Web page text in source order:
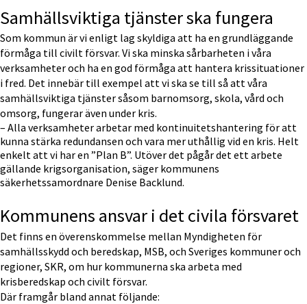
Samhällsviktiga tjänster ska fungera
Som kommun är vi enligt lag skyldiga att ha en grundläggande
förmåga till civilt försvar. Vi ska minska sårbarheten i våra
verksamheter och ha en god förmåga att hantera krissituationer
i fred. Det innebär till exempel att vi ska se till så att våra
samhällsviktiga tjänster såsom barnomsorg, skola, vård och
omsorg, fungerar även under kris.
– Alla verksamheter arbetar med kontinuitetshantering för att
kunna stärka redundansen och vara mer uthållig vid en kris. Helt
enkelt att vi har en ”Plan B”. Utöver det pågår det ett arbete
gällande krigsorganisation, säger kommunens
säkerhetssamordnare Denise Backlund.
Kommunens ansvar i det civila försvaret
Det finns en överenskommelse mellan Myndigheten för
samhällsskydd och beredskap, MSB, och Sveriges kommuner och
regioner, SKR, om hur kommunerna ska arbeta med
krisberedskap och civilt försvar.
Där framgår bland annat följande: